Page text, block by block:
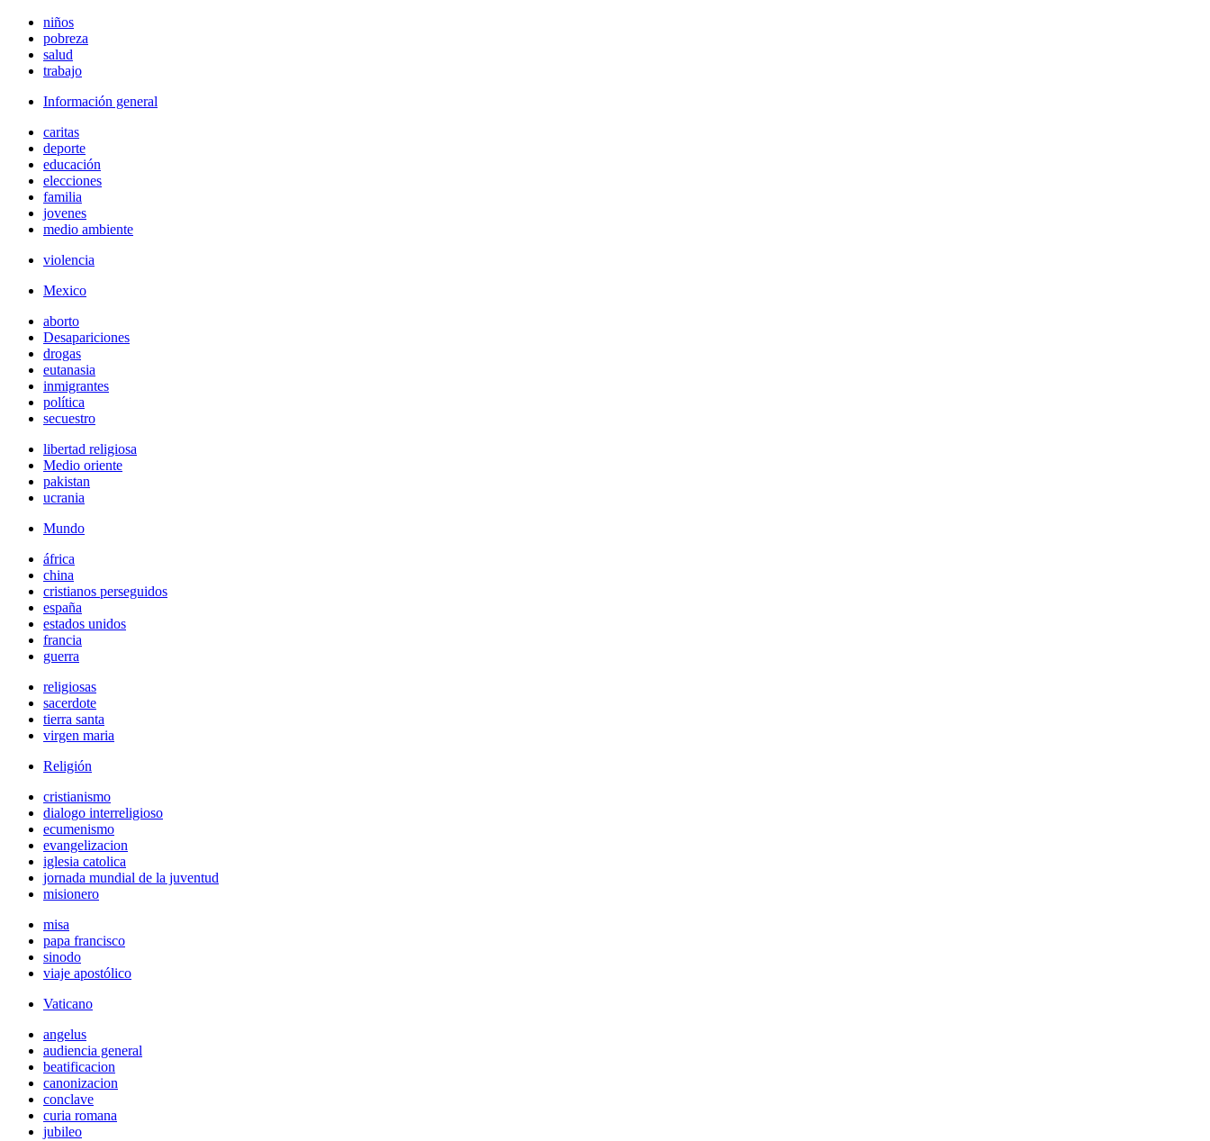
niños
pobreza
salud
trabajo
Información general
caritas
deporte
educación
elecciones
familia
jovenes
medio ambiente
violencia
Mexico
aborto
Desapariciones
drogas
eutanasia
inmigrantes
política
secuestro
libertad religiosa
Medio oriente
pakistan
ucrania
Mundo
áfrica
china
cristianos perseguidos
españa
estados unidos
francia
guerra
religiosas
sacerdote
tierra santa
virgen maria
Religión
cristianismo
dialogo interreligioso
ecumenismo
evangelizacion
iglesia catolica
jornada mundial de la juventud
misionero
misa
papa francisco
sinodo
viaje apostólico
Vaticano
angelus
audiencia general
beatificacion
canonizacion
conclave
curia romana
jubileo